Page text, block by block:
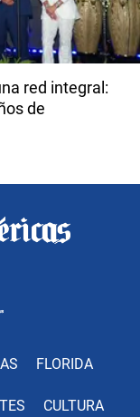
red integral:
de
FLORIDA
CULTURA